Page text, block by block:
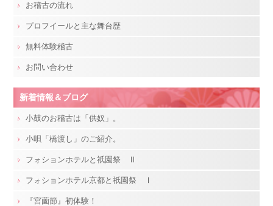
お稽古の流れ
プロフイールと主な舞台歴
無料体験稽古
お問い合わせ
新着情報＆ブログ
小鼓のお稽古は「供奴」。
小唄「橋渡し」のご紹介。
フォションホテルと祇園祭 Ⅱ
フォションホテル京都と祇園祭 Ⅰ
『宮薗節』初体験！